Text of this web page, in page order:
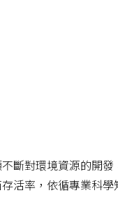
斷對環境資源的開
活率，依循專業科